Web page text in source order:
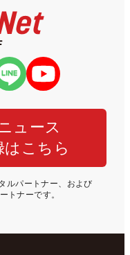
ュース
はこちら
ルパートナー、および
トナーです。